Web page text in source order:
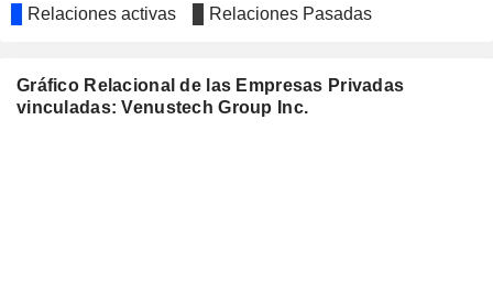
BEIJING HAITIAN RUISHENG SCIENCE
Hong Liang Zhang
CHANGJIU HOLDINGS LIMITED
Relaciones activas Relaciones Pasadas
Gráfico Relacional de las Empresas Privadas
vinculadas: Venustech Group Inc.